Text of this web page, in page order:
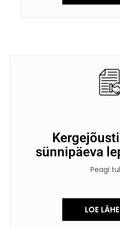
sünnipäeva
Peagi
LOE